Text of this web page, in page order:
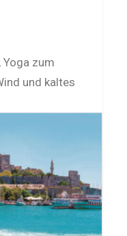
Yoga zum
und kaltes